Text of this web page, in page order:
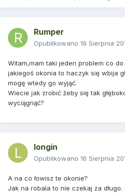
Rumper
Opublikowano 16 Sierpnia
Witam,mam taki jeden problem co
jakiegoś okonia to haczyk się wbija
mogę wtedy go wyjąć.
Wiecie jak zrobić żeby się tak
wyciągnąć?
longin
Opublikowano 16 Sierpnia
A na co łowisz te okonie?
Jak na robala to nie czekaj za